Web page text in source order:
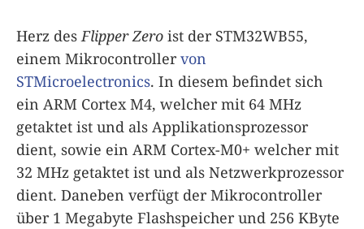
Herz desFlipper Zero ist der STM32WB55,
einem Mikrocontrollervon
STMicroelectronics. In diesem befindet sich
ein ARM Cortex M4, welcher mit 64 MHz
getaktet ist und als Applikationsprozessor
dient, sowie ein ARM Cortex-M0+ welcher mit
32 MHz getaktet ist und als Netzwerkprozessor
dient. Daneben verfügt der Mikrocontroller
über 1 Megabyte Flashspeicher und 256 KByte